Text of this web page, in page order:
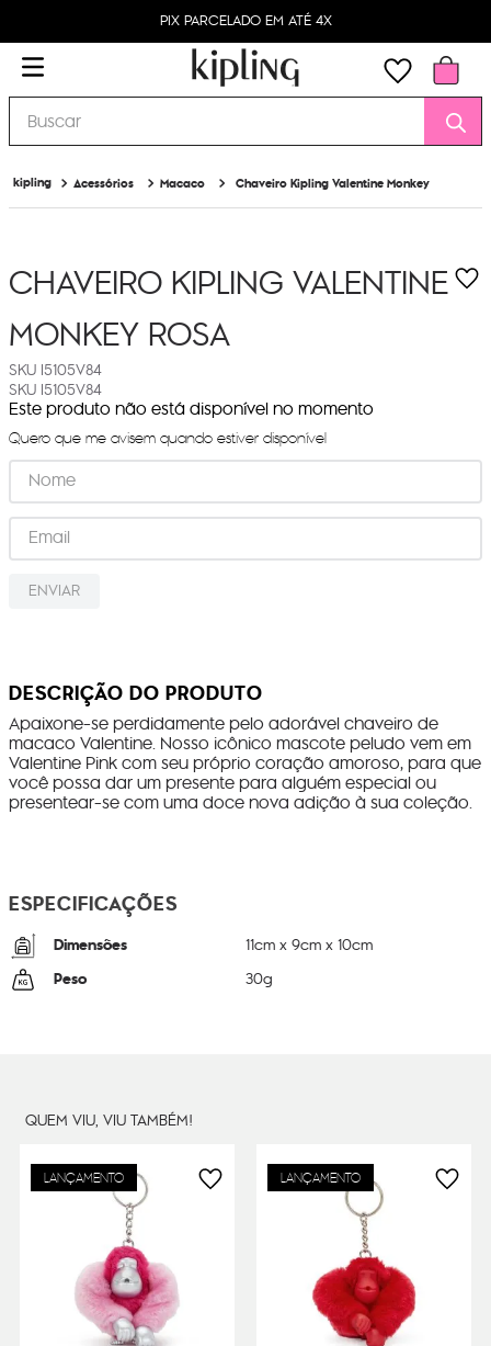
PIX PARCELADO EM ATÉ 4X
Buscar
Acessórios Macaco Chaveiro Kipling Valentine Monkey
CHAVEIRO KIPLING VALENTINE
MONKEYROSA
I5105V84
I5105V84
Este produto não está disponível no momento
Quero que me avisem quando estiver disponível
ENVIAR
DESCRIÇÃO DO PRODUTO
Apaixone-se perdidamente pelo adorável chaveiro de
macaco Valentine. Nosso icônico mascote peludo vem em
Valentine Pink com seu próprio coração amoroso, para que
você possa dar um presente para alguém especial ou
presentear-se com uma doce nova adição à sua coleção.
ESPECIFICAÇÕES
Dimensões 11cm x9cm x10cm
Peso 30g
QUEM VIU, VIU TAMBÉM!
LANÇAMENTO LANÇAMENTO